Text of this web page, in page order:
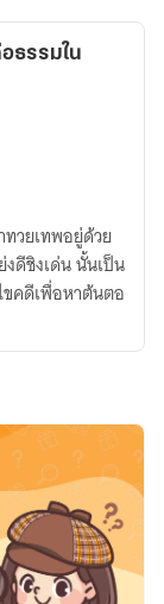
ธรรมใน
วยเทพอยู่ด้วย
ดีชิงเด่น นั้นเป็น
ขคดีเพื่อหาต้นตอ